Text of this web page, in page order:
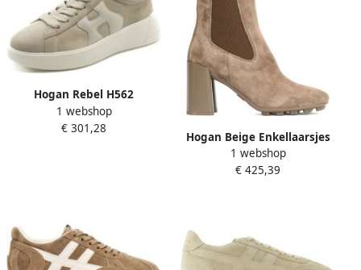
Hogan Rebel H562
Damesschoenen
1 webshop
€ 301,28
Hogan Beige Enkellaarsjes
voor Vrouwen
1 webshop
€ 425,39